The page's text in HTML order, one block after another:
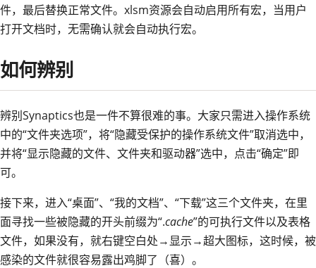
件，最后替换正常文件。xlsm资源会自动启用所有宏，当用户
打开文档时，无需确认就会自动执行宏。
如何辨别
辨别Synaptics也是一件不算很难的事。大家只需进入操作系统
中的“文件夹选项”，将“隐藏受保护的操作系统文件”取消选中，
并将“显示隐藏的文件、文件夹和驱动器”选中，点击“确定”即
可。
接下来，进入“桌面”、“我的文档”、“下载”这三个文件夹，在里
面寻找一些被隐藏的开头前缀为“.cache”的可执行文件以及表格
文件，如果没有，就右键空白处→显示→超大图标，这时候，被
感染的文件就很容易露出鸡脚了（喜）。